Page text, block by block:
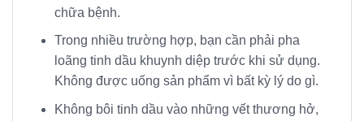
chữa bệnh.
Trong nhiều trường hợp, bạn cần phải pha
loãng tinh dầu khuynh diệp trước khi sử dụng.
Không được uống sản phẩm vì bất kỳ lý do gì.
Không bôi tinh dầu vào những vết thương hở,